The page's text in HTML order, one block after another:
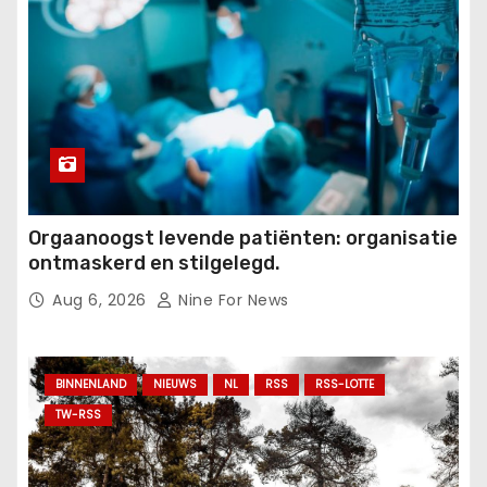
Orgaanoogst levende patiënten: organisatie
ontmaskerd en stilgelegd.
Aug 6, 2026 Nine For News
BINNENLAND NIEUWS NL RSS
RSS-LOTTE
TW-RSS